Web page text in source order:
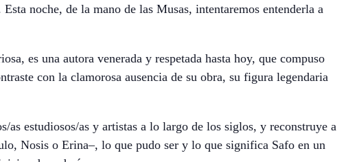
noche, de la mano de las Musas, intentaremos entenderla a
es una autora venerada y respetada hasta hoy, que compuso
con la clamorosa ausencia de su obra, su figura legendaria
estudiosos/as y artistas a lo largo de los siglos, y reconstruye a
Nosis o Erina–, lo que pudo ser y lo que significa Safo en un